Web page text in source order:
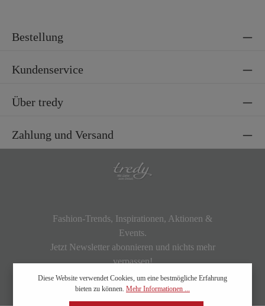
Bestellung
Kundenservice
Über tredy
Zahlung und Versand
Fashion-Trends, Inspirationen, Aktionen &
Events.
Jetzt Newsletter abonnieren und nichts mehr
verpassen!
Diese Website verwendet Cookies, um eine bestmögliche Erfahrung
bieten zu können. Mehr Informationen ...